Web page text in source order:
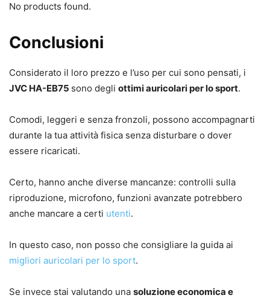
No products found.
Conclusioni
Considerato il loro prezzo e l’uso per cui sono pensati, i
JVC HA-EB75 sono degli ottimi auricolari per lo sport.
Comodi, leggeri e senza fronzoli, possono accompagnarti
durante la tua attività fisica senza disturbare o dover
essere ricaricati.
Certo, hanno anche diverse mancanze: controlli sulla
riproduzione, microfono, funzioni avanzate potrebbero
anche mancare a certi utenti.
In questo caso, non posso che consigliare la guida ai
migliori auricolari per lo sport.
Se invece stai valutando una soluzione economica e